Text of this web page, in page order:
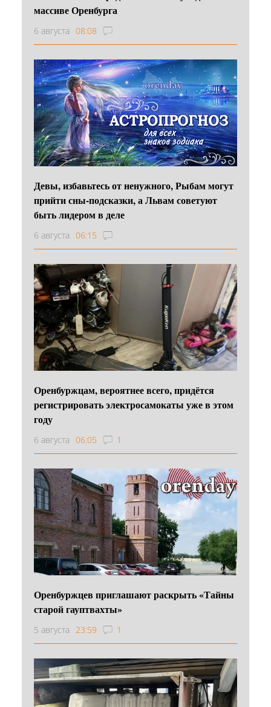
массиве Оренбурга
6 августа 08:08
Девы, избавьтесь от ненужного, Рыбам могут
прийти сны-подсказки, а Львам советуют
быть лидером в деле
6 августа 06:15
Оренбуржцам, вероятнее всего, придётся
регистрировать электросамокаты уже в этом
году
6 августа 06:05 1
Оренбуржцев приглашают раскрыть «Тайны
старой гауптвахты»
5 августа 23:59 1